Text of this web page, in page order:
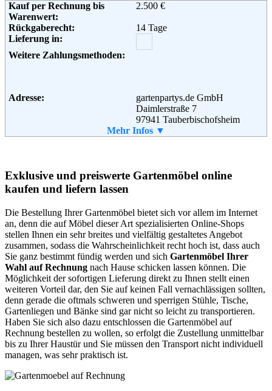
Weiterführende
Informationen:
Blog, AGB
Kauf per Rechnung bis
Warenwert:
2.500 €
Rückgaberecht:
14 Tage
Lieferung in:
Weitere Zahlungsmethoden:
Adresse:
gartenpartys.de GmbH
Daimlerstraße 7
97941 Tauberbischofsheim
0 93 41 - 92 10 55
Weiterführende
Mehr Infos ▼
Exklusive und preiswerte Gartenmöbel online
kaufen und liefern lassen
Die Bestellung Ihrer Gartenmöbel bietet sich vor allem im Internet
an, denn die auf Möbel dieser Art spezialisierten Online-Shops
stellen Ihnen ein sehr breites und vielfältig gestaltetes Angebot
zusammen, sodass die Wahrscheinlichkeit recht hoch ist, dass auch
Sie ganz bestimmt fündig werden und sich Gartenmöbel Ihrer
Wahl auf Rechnung nach Hause schicken lassen können. Die
Möglichkeit der sofortigen Lieferung direkt zu Ihnen stellt einen
weiteren Vorteil dar, den Sie auf keinen Fall vernachlässigen sollten,
denn gerade die oftmals schweren und sperrigen Stühle, Tische,
Gartenliegen und Bänke sind gar nicht so leicht zu transportieren.
Haben Sie sich also dazu entschlossen die Gartenmöbel auf
Rechnung bestellen zu wollen, so erfolgt die Zustellung unmittelbar
bis zu Ihrer Haustür und Sie müssen den Transport nicht individuell
managen, was sehr praktisch ist.